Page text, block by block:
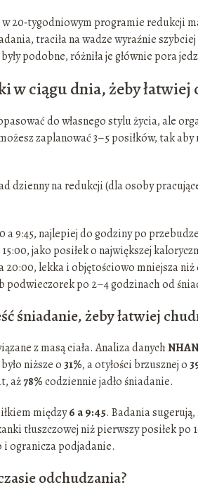
20‑tygodniowym programie redukcji
traciła na wadze wyraźnie
podobne, różniła je głównie pora
w ciągu dnia, żeby łatwiej
do własnego stylu życia, ale
zaplanować 3–5 posiłków, tak
dzienny na redukcji (dla osoby
a 9:45, najlepiej do godziny po
jako posiłek o największej
20:00, lekka i objętościowo mniejsza
po 2–4 godzinach od
śniadanie, żeby łatwiej
z masą ciała. Analiza danych
niższe o31%, a otyłości brzusznej o
aż78%codziennie jadło śniadanie.
między6 a 9:45. Badania
tłuszczowej niż pierwszy posiłek
i ogranicza podjadanie.
odchudzania?